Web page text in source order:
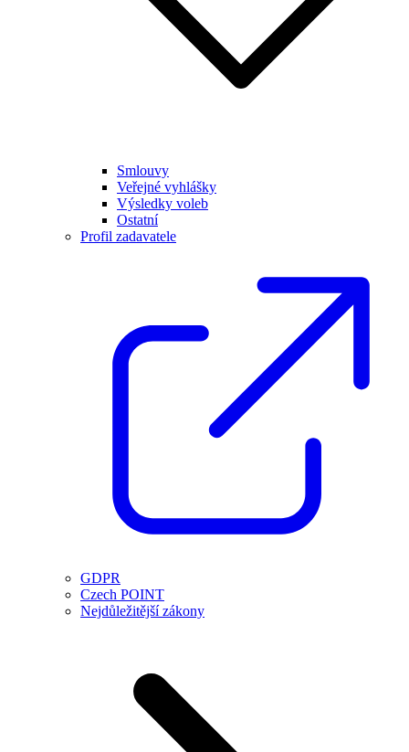
Smlouvy
Veřejné vyhlášky
Výsledky voleb
Ostatní
Profil zadavatele
GDPR
Czech POINT
Nejdůležitější zákony